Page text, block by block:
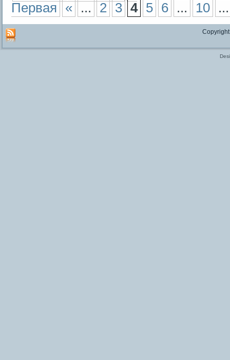
Первая
« ... 2 3 4 5 6 ... 10 ...